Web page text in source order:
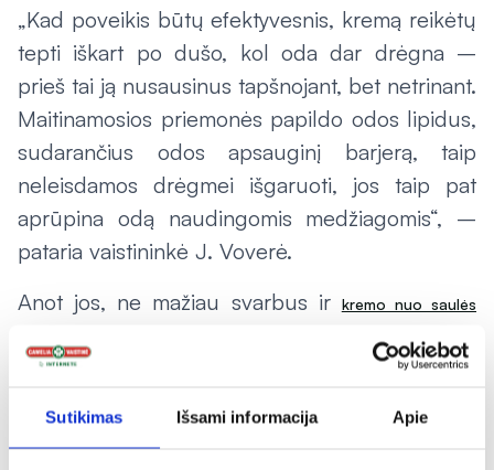
Sutikimas Išsami informacija Apie
„Kad poveikis būtų efektyvesnis, kremą reikėtų
tepti iškart po dušo, kol oda dar drėgna –
prieš tai ją nusausinus tapšnojant, bet netrinant.
Maitinamosios priemonės papildo odos lipidus,
sudarančius odos apsauginį barjerą, taip
neleisdamos drėgmei išgaruoti, jos taip pat
aprūpina odą naudingomis medžiagomis“, –
pataria vaistininkė J. Voverė.
Anot jos, ne mažiau svarbus ir kremo nuo saulės
– net ir vėsiomis, apniukusiomis ar
drėgnomis dienomis.
8. Į ką žiemą svarbu atkreipti dėmesį,
sergant žvyneline?